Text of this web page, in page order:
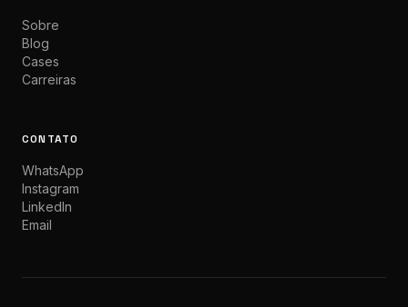
Sobre
Blog
Cases
Carreiras
CONTATO
WhatsApp
Instagram
LinkedIn
Email